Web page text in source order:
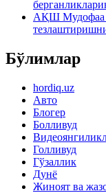
АҚШ Мудофаа
Бўлимлар
hordiq.uz
Авто
Блогер
Болливуд
Голливуд
Гўзаллик
Дунё
Жиноят ва